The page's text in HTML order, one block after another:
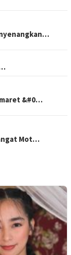
&#0…
Mot…